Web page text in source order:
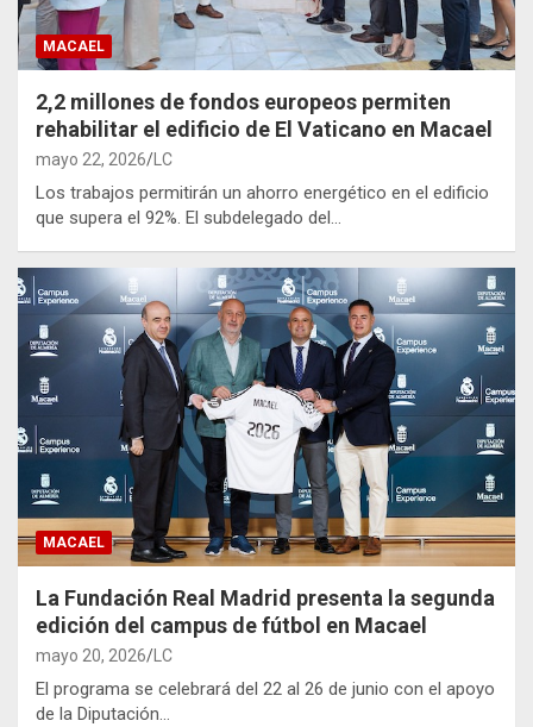
MACAEL
2,2 millones de fondos europeos permiten
rehabilitar el edificio de El Vaticano en Macael
mayo 22, 2026 LC
Los trabajos permitirán un ahorro energético en el edificio
que supera el 92%. El subdelegado del…
MACAEL
La Fundación Real Madrid presenta la segunda
edición del campus de fútbol en Macael
mayo 20, 2026 LC
El programa se celebrará del 22 al 26 de junio con el apoyo
de la Diputación…